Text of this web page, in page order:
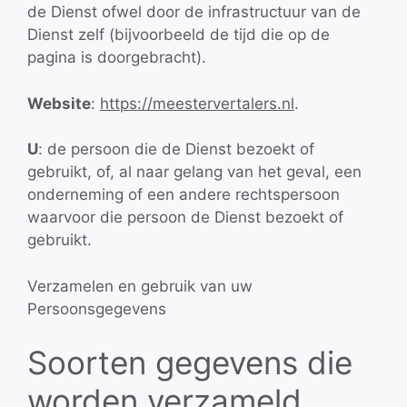
de Dienst ofwel door de infrastructuur van de
Dienst zelf (bijvoorbeeld de tijd die op de
pagina is doorgebracht).
Website: https://meestervertalers.nl.
U: de persoon die de Dienst bezoekt of
gebruikt, of, al naar gelang van het geval, een
onderneming of een andere rechtspersoon
waarvoor die persoon de Dienst bezoekt of
gebruikt.
Verzamelen en gebruik van uw
Persoonsgegevens
Soorten gegevens die